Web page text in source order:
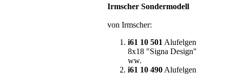
Irmscher Sondermodell
von Irmscher:
i61 10 501 Alufelgen
8x18 "Signa Design"
ww.
i61 10 490 Alufelgen